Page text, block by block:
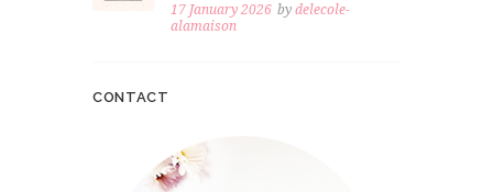
17 January 2026 bydelecole-
alamaison
CONTACT